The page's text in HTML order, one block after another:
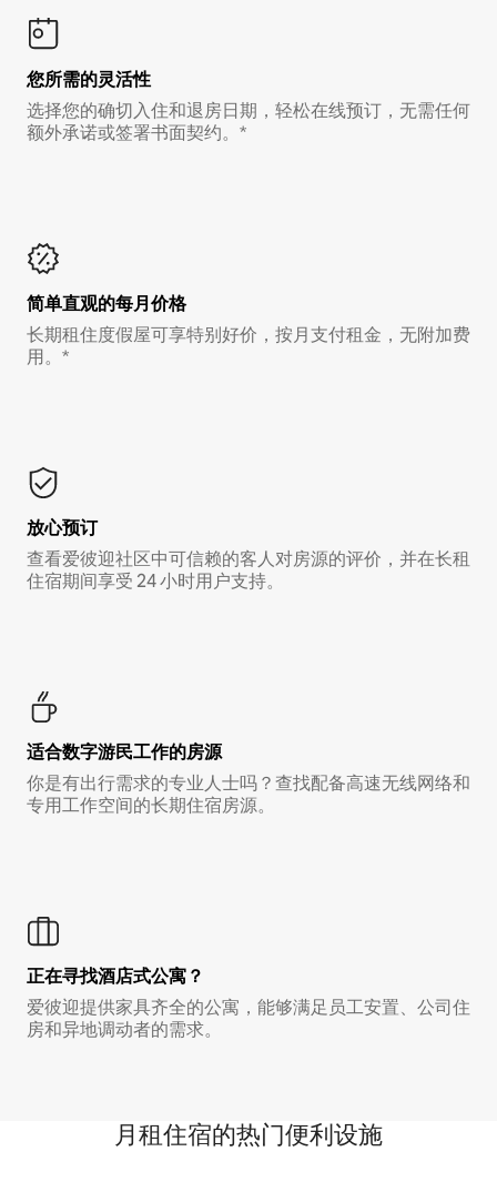
您所需的灵活性
选择您的确切入住和退房日期，轻松在线预订，无需任何
额外承诺或签署书面契约。*
简单直观的每月价格
长期租住度假屋可享特别好价，按月支付租金，无附加费
用。*
放心预订
查看爱彼迎社区中可信赖的客人对房源的评价，并在长租
住宿期间享受 24 小时用户支持。
适合数字游民工作的房源
你是有出行需求的专业人士吗？查找配备高速无线网络和
专用工作空间的长期住宿房源。
正在寻找酒店式公寓？
爱彼迎提供家具齐全的公寓，能够满足员工安置、公司住
房和异地调动者的需求。
月租住宿的热门便利设施